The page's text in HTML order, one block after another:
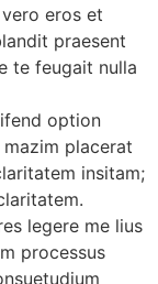
eros et
praesent
te feugait nulla
option
placerat
insitam;
legere me lius
processus